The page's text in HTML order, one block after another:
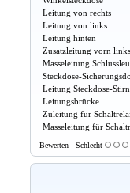
Leitung von rechts
Leitung von links
Leitung hinten
Zusatzleitung vorn links
Masseleitung
Steckdose-
Leitung Steckdose-
Leitungsbrücke
Zuleitung für
Masseleitung für
Bewerten - Schlecht